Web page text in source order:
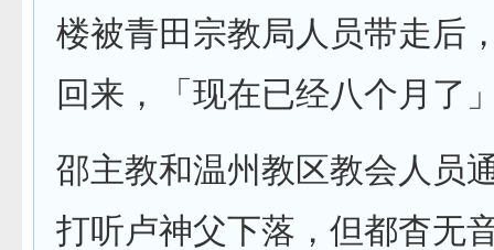
楼被青田宗教局人员带走后
回来，「现在已经八个月了
邵主教和温州教区教会人员
打听卢神父下落，但都杳无